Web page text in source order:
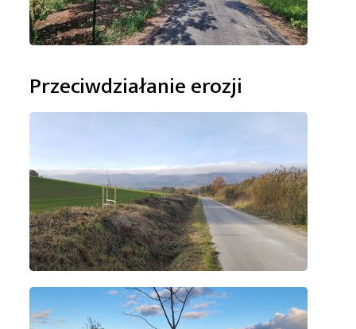
Przeciwdziałanie erozji